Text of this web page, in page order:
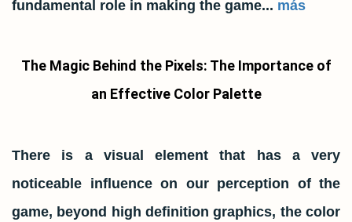
fundamental role in making the game... más
The Magic Behind the Pixels: The Importance of
an Effective Color Palette
There is a visual element that has a very
noticeable influence on our perception of the
game, beyond high definition graphics, the color